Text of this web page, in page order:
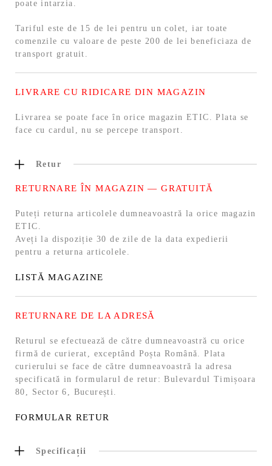
poate intarzia.
Tariful este de 15 de lei pentru un colet, iar toate
comenzile cu valoare de peste 200 de lei beneficiaza de
transport gratuit.
LIVRARE CU RIDICARE DIN MAGAZIN
Livrarea se poate face în orice magazin ETIC. Plata se
face cu cardul, nu se percepe transport.
Retur
RETURNARE ÎN MAGAZIN — GRATUITĂ
Puteți returna articolele dumneavoastră la orice magazin
ETIC.
Aveți la dispoziție 30 de zile de la data expedierii
pentru a returna articolele.
LISTĂ MAGAZINE
RETURNARE DE LA ADRESĂ
Returul se efectuează de către dumneavoastră cu orice
firmă de curierat, exceptând Poșta Română. Plata
curierului se face de către dumneavoastră la adresa
specificată in formularul de retur: Bulevardul Timișoara
80, Sector 6, București.
FORMULAR RETUR
Specificații